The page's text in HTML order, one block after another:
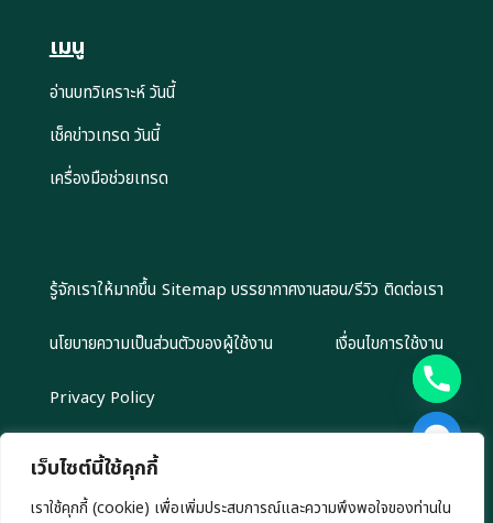
เว็บไซต์นี้ใช้คุกกี้
เราใช้คุกกี้ (cookie) เพื่อเพิ่มประสบการณ์และความพึงพอใจของท่านใน
เมนู
อ่านบทวิเคราะห์ วันนี้
เช็คข่าวเทรด วันนี้
เครื่องมือช่วยเทรด
รู้จักเราให้มากขึ้น Sitemap บรรยากาศงานสอน/รีวิว ติดต่อเรา
นโยบายความเป็นส่วนตัวของผู้ใช้งาน เงื่อนไขการใช้งาน
Privacy Policy
Copyright 2024 EliteGroupAcademy.com © สงวนลิขสิทธิ์ตาม